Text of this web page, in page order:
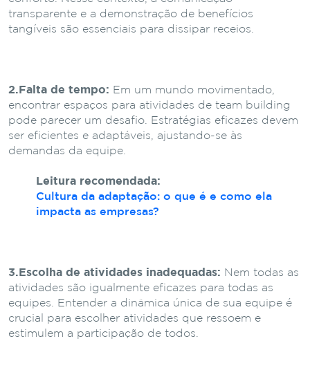
transparente e a demonstração de benefícios
tangíveis são essenciais para dissipar receios.
2.Falta de tempo: Em um mundo movimentado,
encontrar espaços para atividades de team building
pode parecer um desafio. Estratégias eficazes devem
ser eficientes e adaptáveis, ajustando-se às
demandas da equipe.
Leitura recomendada:
Cultura da adaptação: o que é e como ela
impacta as empresas?
3.Escolha de atividades inadequadas: Nem todas as
atividades são igualmente eficazes para todas as
equipes. Entender a dinâmica única de sua equipe é
crucial para escolher atividades que ressoem e
estimulem a participação de todos.